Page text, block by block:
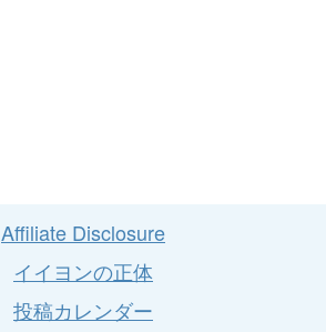
Affiliate Disclosure
イイヨンの正体
投稿カレンダー